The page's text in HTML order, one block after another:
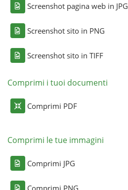
Screenshot pagina web in JPG
Screenshot sito in PNG
Screenshot sito in TIFF
Comprimi i tuoi documenti
Comprimi PDF
Comprimi le tue immagini
Comprimi JPG
Comprimi PNG